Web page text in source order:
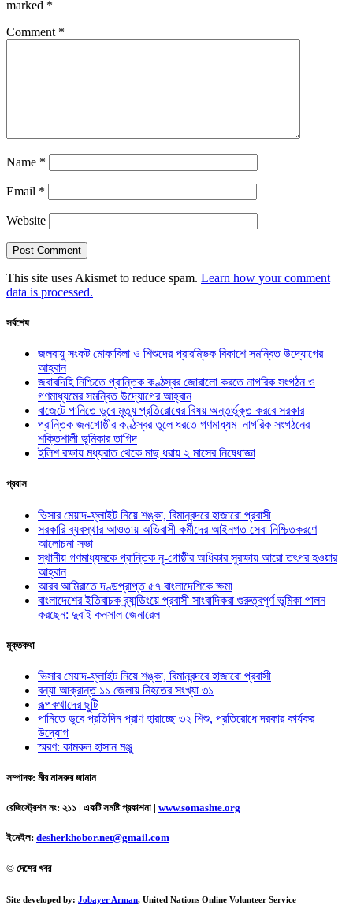
marked *
Comment *
Name *
Email *
Website
This site uses Akismet to reduce spam. Learn how your comment
data is processed.
সর্বশেষ
জলবায়ু সংকট মোকাবিলা ও শিশুদের প্রারম্ভিক বিকাশে সমন্বিত উদ্যোগের
আহ্বান
জবাবদিহি নিশ্চিতে প্রান্তিক কণ্ঠস্বর জোরালো করতে নাগরিক সংগঠন ও
গণমাধ্যমের সমন্বিত উদ্যোগের আহ্বান
বাজেটে পানিতে ডুবে মৃত্যু প্রতিরোধের বিষয় অন্তর্ভুক্ত করবে সরকার
প্রান্তিক জনগোষ্ঠীর কণ্ঠস্বর তুলে ধরতে গণমাধ্যম–নাগরিক সংগঠনের
শক্তিশালী ভূমিকার তাগিদ
ইলিশ রক্ষায় মধ্যরাত থেকে মাছ ধরায় ২ মাসের নিষেধাজ্ঞা
প্রবাস
ভিসার মেয়াদ-ফ্লাইট নিয়ে শঙ্কা, বিমানবন্দরে হাজারো প্রবাসী
সরকারি ব্যবস্থার আওতায় অভিবাসী কর্মীদের আইনগত সেবা নিশ্চিতকরণে
আলোচনা সভা
স্থানীয় গণমাধ্যমকে প্রান্তিক নৃ-গোষ্ঠীর অধিকার সুরক্ষায় আরো তৎপর হওয়ার
আহ্বান
আরব আমিরাতে দণ্ডপ্রাপ্ত ৫৭ বাংলাদেশিকে ক্ষমা
বাংলাদেশের ইতিবাচক ব্র্যান্ডিংয়ে প্রবাসী সাংবাদিকরা গুরুত্বপূর্ণ ভূমিকা পালন
করছেন: দুবাই কনসাল জেনারেল
মুক্তকথা
ভিসার মেয়াদ-ফ্লাইট নিয়ে শঙ্কা, বিমানবন্দরে হাজারো প্রবাসী
বন্যা আক্রান্ত ১১ জেলায় নিহতের সংখ্যা ৩১
রূপকথাদের ছুটি
পানিতে ডুবে প্রতিদিন প্রাণ হারাচ্ছে ৩২ শিশু, প্রতিরোধে দরকার কার্যকর
উদ্যোগ
স্মরণ: কামরুল হাসান মঞ্জু
সম্পাদক: মীর মাসরুর জামান
রেজিস্ট্রেশন নং: ২১১ | একটি সমষ্টি প্রকাশনা | www.somashte.org
ইমেইল: desherkhobor.net@gmail.com
© দেশের খবর
Site developed by: Jobayer Arman, United Nations Online Volunteer Service